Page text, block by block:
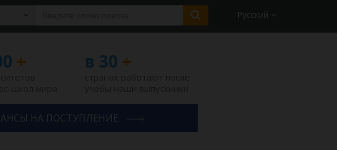
Русский
+ в 30 +
НА ПОСТУПЛЕНИЕ